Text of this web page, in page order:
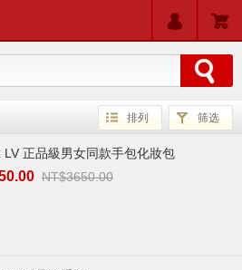
排列 筛选
LV 正品級男女同款手包化妝包
NT$3650.00